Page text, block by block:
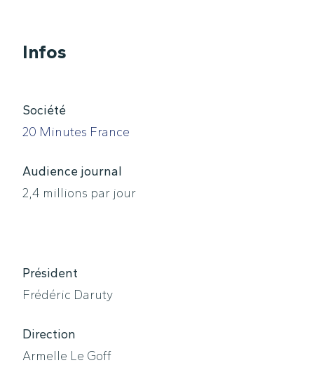
Infos
Société
20 Minutes France
Audience journal
2,4 millions par jour
Président
Frédéric Daruty
Direction
Armelle Le Goff